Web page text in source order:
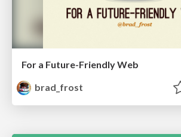
For a Future-Friendly Web
brad_frost